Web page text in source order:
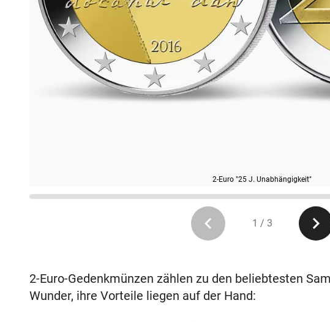
2-Euro "25 J. Unabhängigkeit"
1 / 3
2-Euro-Gedenkmünzen zählen zu den beliebtesten
Wunder, ihre Vorteile liegen auf der Hand: